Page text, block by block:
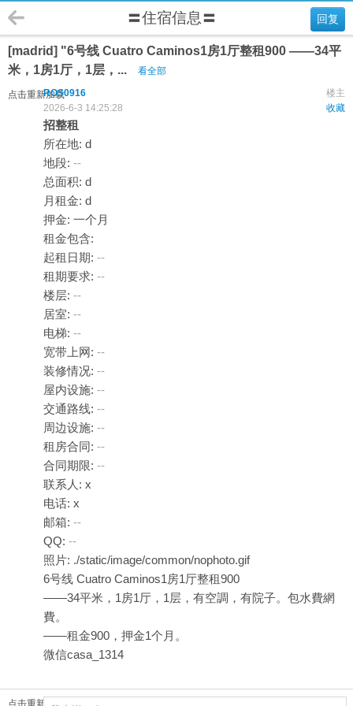
回复
〓住宿信息〓
[madrid] "6号线 Cuatro Caminos1房1厅整租900 ——34平
米，1房1厅，1层，...
看全部
点击重新加载 楼主
ROS0916
收藏
2026-6-3 14:25:28
招整租
所在地: d
地段: --
总面积: d
月租金: d
押金: 一个月
租金包含:
起租日期: --
租期要求: --
楼层: --
居室: --
电梯: --
宽带上网: --
装修情况: --
屋内设施: --
交通路线: --
周边设施: --
租房合同: --
合同期限: --
联系人: x
电话: x
邮箱: --
QQ: --
照片: ./static/image/common/nophoto.gif
6号线 Cuatro Caminos1房1厅整租900
——34平米，1房1厅，1层，有空調，有院子。包水費網
費。
——租金900，押金1个月。
微信casa_1314
点击重新加载